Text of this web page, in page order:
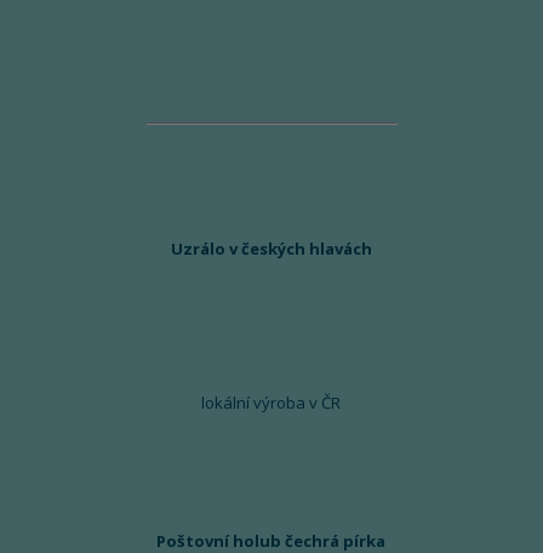
Uzrálo v českých hlavách
lokální výroba v ČR
Poštovní holub čechrá pírka